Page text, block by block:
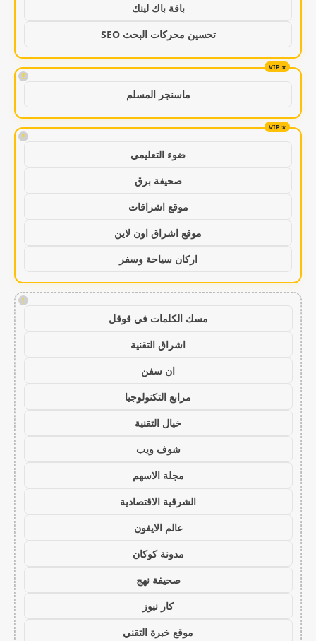
باقة باك لينك
تحسين محركات البحث SEO
!
ماسنجر المسلم
!
ضوء التعليمي
صحيفة برق
موقع اشراقات
موقع اشراق اون لاين
اركان سياحة وسفر
!
مسك الكلمات في قوقل
اشراق التقنية
ان سفن
مرابع التكنولوجيا
خيال التقنية
شوف ويب
مجلة الاسهم
الشرقية الاقتصادية
عالم الايفون
مدونة كوكان
صحيفة نهج
كار نيوز
موقع خبرة التقني